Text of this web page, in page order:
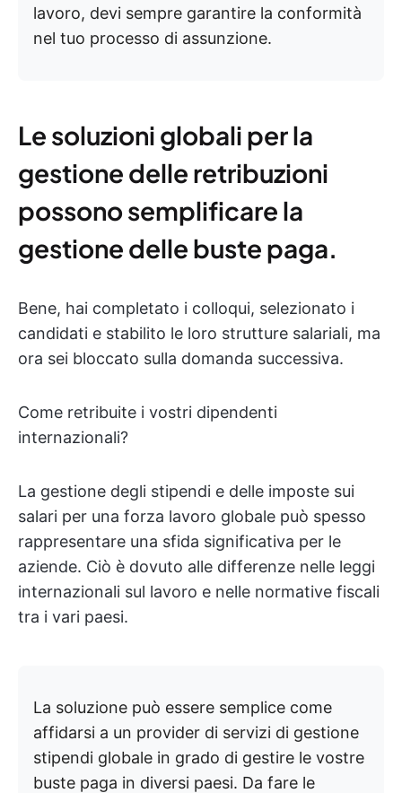
lavoro, devi sempre garantire la conformità
nel tuo processo di assunzione.
Le soluzioni globali per la
gestione delle retribuzioni
possono semplificare la
gestione delle buste paga.
Bene, hai completato i colloqui, selezionato i
candidati e stabilito le loro strutture salariali, ma
ora sei bloccato sulla domanda successiva.
Come retribuite i vostri dipendenti
internazionali?
La gestione degli stipendi e delle imposte sui
salari per una forza lavoro globale può spesso
rappresentare una sfida significativa per le
aziende. Ciò è dovuto alle differenze nelle leggi
internazionali sul lavoro e nelle normative fiscali
tra i vari paesi.
La soluzione può essere semplice come
affidarsi a un provider di servizi di gestione
stipendi globale in grado di gestire le vostre
buste paga in diversi paesi. Da fare le